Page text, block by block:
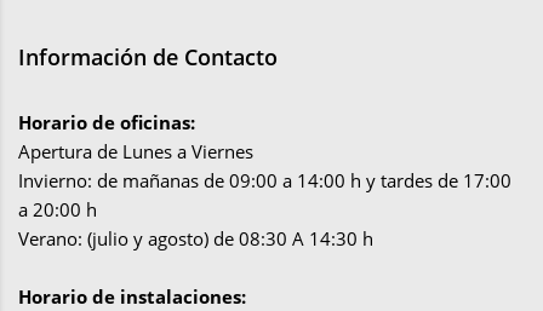
Información de Contacto
Horario de oficinas:
Apertura de Lunes a Viernes
Invierno: de mañanas de 09:00 a 14:00 h y tardes de 17:00
a 20:00 h
Verano: (julio y agosto) de 08:30 A 14:30 h
Horario de instalaciones: